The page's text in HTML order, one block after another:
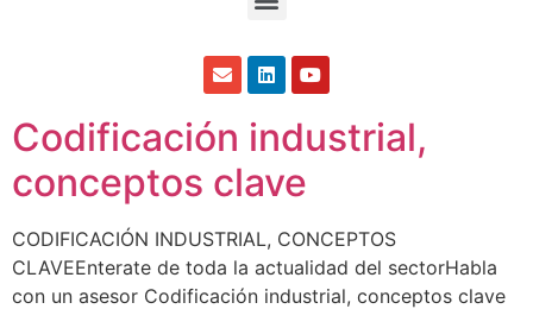
Codificación industrial,
conceptos clave
CODIFICACIÓN INDUSTRIAL, CONCEPTOS
CLAVEEnterate de toda la actualidad del sectorHabla
con un asesor Codificación industrial, conceptos clave